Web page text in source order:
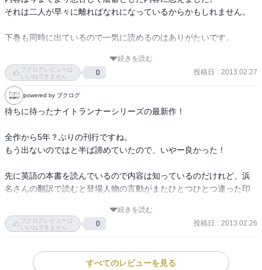
それは二人が早々に離ればなれになっているからかもしれません。
下巻も同時に出ているので一気に読めるのはありがたいです。
紙が薄くなってますよね。ペーパーバックのような紙でした。
続きを読む
ブクログレビューは
いいねできません
0 投稿日 : 2013.02.27
powered by ブクログ
待ちに待ったナイトランナーシリーズの最新作！
全作から5年？ぶりの刊行ですね。
もう出ないのではと半ば諦めていたので、いやー良かった！
先に英語の本書を読んでいるので内容は知っているのだけれど、浜
名さんの翻訳で読むと登場人物の言動がまたひとつひとつ違った印
日本語ってなんて豊かで美しいんだろう。
と必ず思うことなのですが、やはり今回もそうでした。
続きを読む
ブクログレビューは
いいねできません
0 投稿日 : 2013.02.26
すべてのレビューを見る